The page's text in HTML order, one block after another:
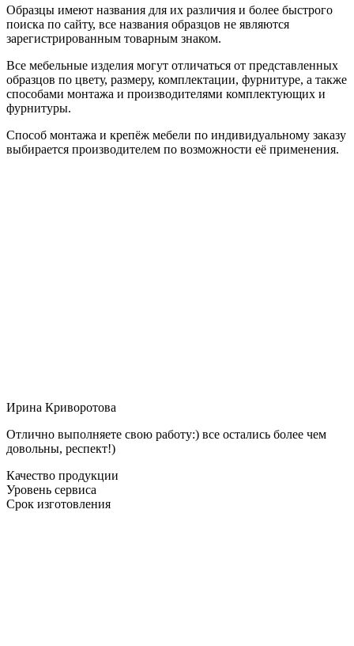
Образцы имеют названия для их различия и более быстрого
поиска по сайту, все названия образцов не являются
зарегистрированным товарным знаком.
Все мебельные изделия могут отличаться от представленных
образцов по цвету, размеру, комплектации, фурнитуре, а также
способами монтажа и производителями комплектующих и
фурнитуры.
Способ монтажа и крепёж мебели по индивидуальному заказу
выбирается производителем по возможности её применения.
Ирина Криворотова
Отлично выполняете свою работу:) все остались более чем
довольны, респект!)
Качество продукции
Уровень сервиса
Срок изготовления